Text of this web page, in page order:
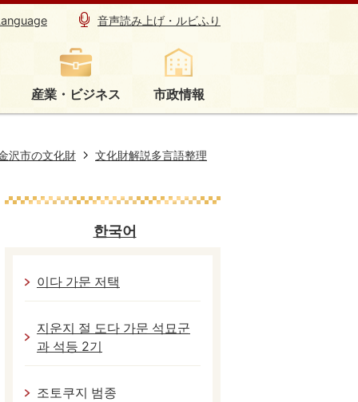
音声読み上げ・ルビふり
産業・ビジネス 市政情報
沢市の文化財 文化財解説多言語整理
한국어
이다 가문 저택
지운지 절 도다 가문 석묘군
과 석등 2기
조토쿠지 범종